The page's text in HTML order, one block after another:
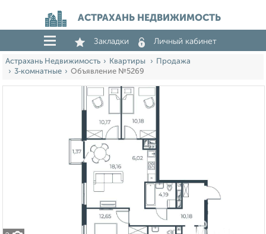
АСТРАХАНЬ НЕДВИЖИМОСТЬ
Закладки Личный кабинет
Астрахань Недвижимость Квартиры
Продажа
3‑комнатные
Объявление №5269